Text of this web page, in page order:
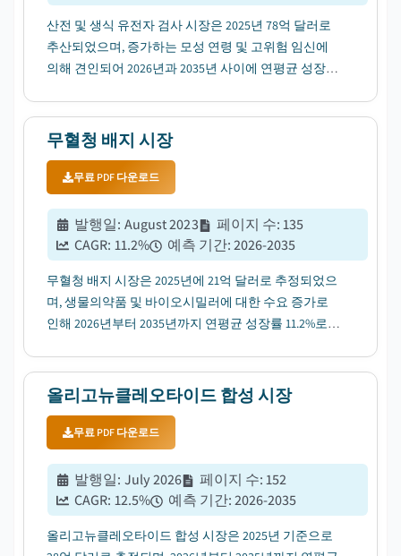
산전 및 생식 유전자 검사 시장은 2025년 78억 달러로
추산되었으며, 증가하는 모성 연령 및 고위험 임신에
의해 견인되어 2026년과 2035년 사이에 연평균 성장률
무혈청 배지 시장
무료 PDF 다운로드
발행일: August 2023 페이지 수:135
CAGR: 11.2% 예측 기간:2026-2035
무혈청 배지 시장은 2025년에 21억 달러로 추정되었으
며, 생물의약품 및 바이오시밀러에 대한 수요 증가로
인해 2026년부터 2035년까지 연평균 성장률 11.2%로
올리고뉴클레오타이드 합성 시장
무료 PDF 다운로드
발행일: July 2026 페이지 수:152
CAGR: 12.5% 예측 기간:2026-2035
올리고뉴클레오타이드 합성 시장은 2025년 기준으로